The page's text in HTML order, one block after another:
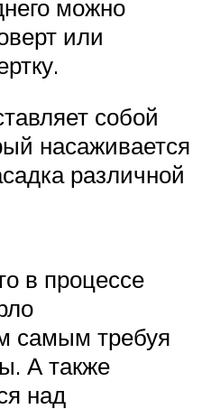
можно
или
собой
насаживается
различной
в процессе
самым требуя
А также
над